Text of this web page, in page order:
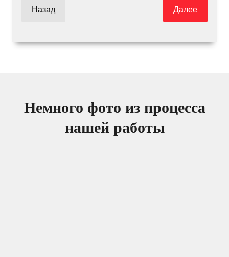
Назад Далее
Немного фото из процесса
нашей работы